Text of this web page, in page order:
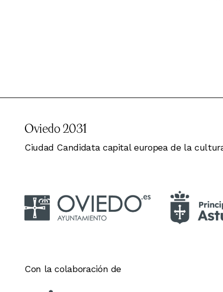
Oviedo 2031
Ciudad Candidata capital europea de la
Con la colaboración de